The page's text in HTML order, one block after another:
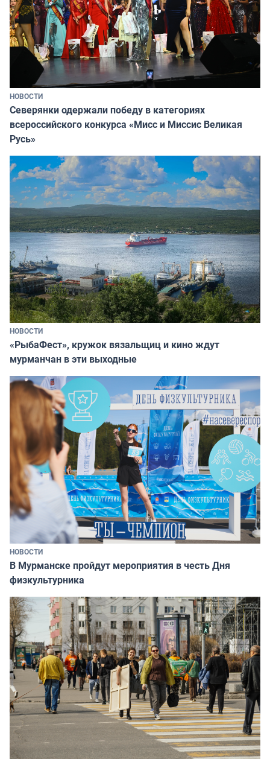
НОВОСТИ
Северянки одержали победу в категориях
всероссийского конкурса «Мисс и Миссис Великая
Русь»
НОВОСТИ
«РыбаФест», кружок вязальщиц и кино ждут
мурманчан в эти выходные
НОВОСТИ
В Мурманске пройдут мероприятия в честь Дня
физкультурника